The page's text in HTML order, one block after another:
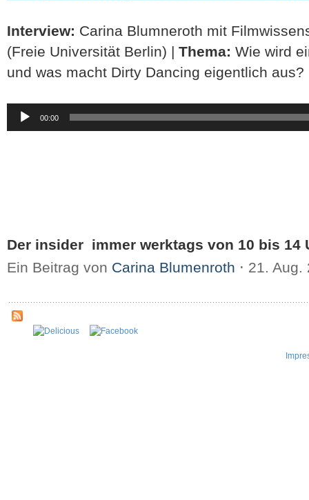
Interview: Carina Blumneroth mit
(Freie Universität Berlin) | Thema: Wie wird
und was macht Dirty Dancing eigentlich aus?
Audio-
Player
00:00
Der insider immer werktags von 10 bis 14
Ein Beitrag von Carina Blumenroth ⋅ 21.